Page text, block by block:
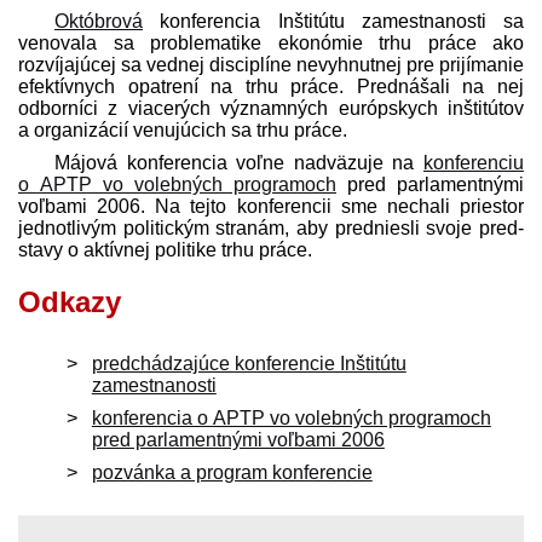
Októbrová konferencia Inštitútu zamestnanosti sa
venovala sa problematike ekonómie trhu práce ako
rozvíjajúcej sa vednej disciplíne nevyhnutnej pre prijímanie
efektívnych opatrení na trhu práce. Prednášali na nej
odborníci z viacerých významných európskych inštitútov
a organizácií venujúcich sa trhu práce.
Májová konferencia voľne nadväzuje na
konferenciu
o APTP vo volebných programoch pred parlamentnými
voľbami 2006. Na tejto konferencii sme nechali priestor
jednotlivým politickým stranám, aby pred­niesli svoje pred­
stavy o aktívnej politike trhu práce.
Odkazy
predchádzajúce konferencie Inštitútu
zamestnanosti
konferencia o APTP vo volebných programoch
pred parlamentnými voľbami 2006
pozvánka a program konferencie